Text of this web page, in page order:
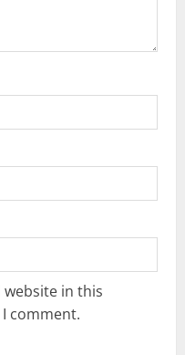
website in this
comment.